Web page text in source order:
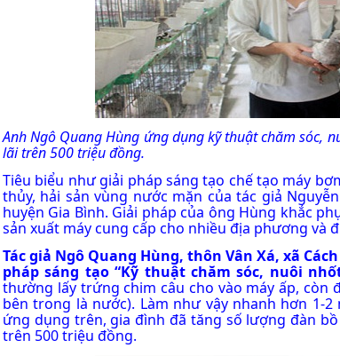
Anh Ngô Quang Hùng ứng dụng kỹ thuật chăm sóc,
lãi trên 500 triệu đồng.
Tiêu biểu như giải pháp sáng tạo chế tạo máy
thủy, hải sản vùng nước mặn của tác giả
huyện Gia Bình. Giải pháp của ông Hùng khắc
sản xuất máy cung cấp cho nhiều địa phương và
Tác giả Ngô Quang Hùng, thôn Vân Xá, xã
pháp sáng tạo “Kỹ thuật chăm sóc, nuôi
thường lấy trứng chim câu cho vào máy ấp,
bên trong là nước). Làm như vậy nhanh hơn 1-
ứng dụng trên, gia đình đã tăng số lượng đàn
trên 500 triệu đồng.